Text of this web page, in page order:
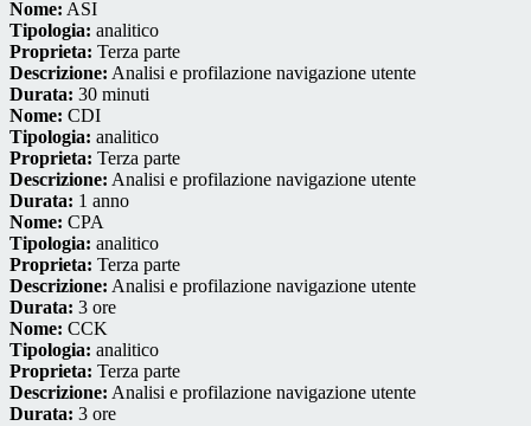
Nome: ASI
Tipologia: analitico
Proprieta: Terza parte
Descrizione: Analisi e profilazione navigazione utente
Durata: 30 minuti
Nome: CDI
Tipologia: analitico
Proprieta: Terza parte
Descrizione: Analisi e profilazione navigazione utente
Durata: 1 anno
Nome: CPA
Tipologia: analitico
Proprieta: Terza parte
Descrizione: Analisi e profilazione navigazione utente
Durata: 3 ore
Nome: CCK
Tipologia: analitico
Proprieta: Terza parte
Descrizione: Analisi e profilazione navigazione utente
Durata: 3 ore